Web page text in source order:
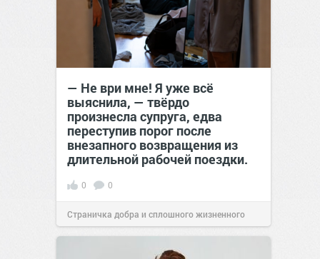
— Не ври мне! Я уже всё
выяснила, — твёрдо
произнесла супруга, едва
переступив порог после
внезапного возвращения из
длительной рабочей поездки.
0 0
Страничка добра и сплошного жизненного
позитива! 00:29Сегодня